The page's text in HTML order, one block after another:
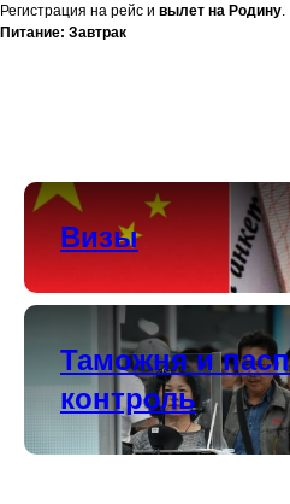
Регистрация на рейс и вылет на Родину.
Питание: Завтрак
Визы
Таможня и
контроль